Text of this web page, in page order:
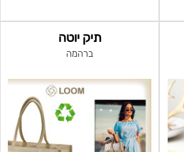
תיק יוטה
ברהמה